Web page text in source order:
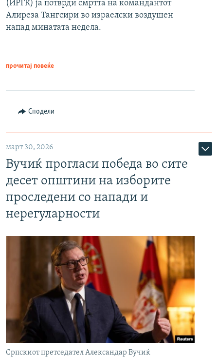
(ИРГК) ја потврди смртта на командантот
Алиреза Тангсири во израелски воздушен
напад минатата недела.
прочитај повеќе
Сподели
март 30, 2026
Вучиќ прогласи победа во сите
десет општини на изборите
проследени со напади и
нерегуларности
Српскиот претседател Александар Вучиќ